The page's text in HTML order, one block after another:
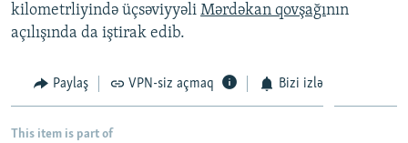
AZADLIQRADIOSU MOBIL TELEFONUNUZDA
XƏBƏR BÜLLETENLƏRIMIZ
RFE/RL-in bütün saytları
kilometrliyində üçsəviyyəli Mərdəkan qovşağının
açılışında da iştirak edib.
Paylaş VPN-siz açmaq Bizi izlə
This item is part of